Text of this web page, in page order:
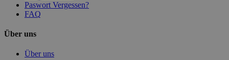
Paswort Vergessen?
FAQ
Über uns
Über uns